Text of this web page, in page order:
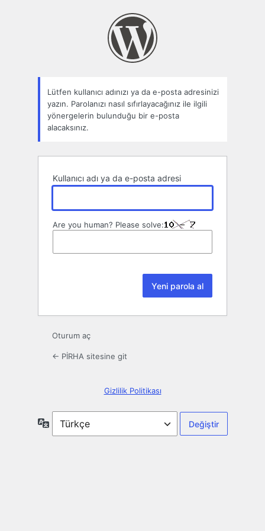
Lütfen kullanıcı adınızı ya da e-posta adresinizi
yazın. Parolanızı nasıl sıfırlayacağınız ile ilgili
yönergelerin bulunduğu bir e-posta
alacaksınız.
Kullanıcı adı ya da e-posta adresi
Are you human? Please solve:
Oturum aç
← PİRHA sitesine git
Gizlilik Politikası
Dil